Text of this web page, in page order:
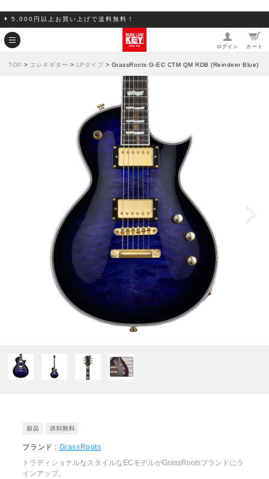
5,000円以上お買い上げで送料無料！
ログイン カート
TOP > エレキギター > LPタイプ > GrassRoots G-EC CTM QM RDB (Reindeer Blue)
ブランド : GrassRoots
トラディショナルなスタイルなECモデルがGrassRootsブランドにラ
インアップ。